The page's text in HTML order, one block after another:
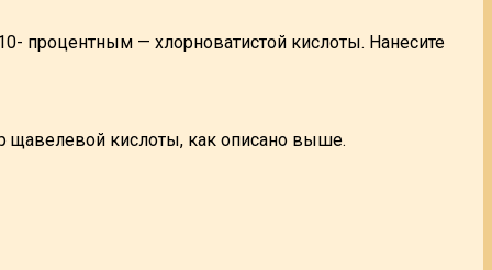
процентным — хлорноватистой кислоты. Нанесите
щавелевой кислоты, как описано выше.